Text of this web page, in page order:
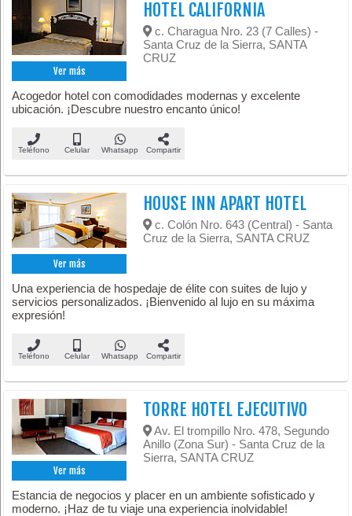
Ver más
HOTEL CALIFORNIA
c. Charagua Nro. 23 (7 Calles) -
Santa Cruz de la Sierra, SANTA
CRUZ
Acogedor hotel con comodidades modernas y excelente
ubicación. ¡Descubre nuestro encanto único!
Teléfono Celular Whatsapp Compartir
Ver más
HOUSE INN APART HOTEL
c. Colón Nro. 643 (Central) - Santa
Cruz de la Sierra, SANTA CRUZ
Una experiencia de hospedaje de élite con suites de lujo y
servicios personalizados. ¡Bienvenido al lujo en su máxima
expresión!
Teléfono Celular Whatsapp Compartir
Ver más
TORRE HOTEL EJECUTIVO
Av. El trompillo Nro. 478, Segundo
Anillo (Zona Sur) - Santa Cruz de la
Sierra, SANTA CRUZ
Estancia de negocios y placer en un ambiente sofisticado y
moderno. ¡Haz de tu viaje una experiencia inolvidable!